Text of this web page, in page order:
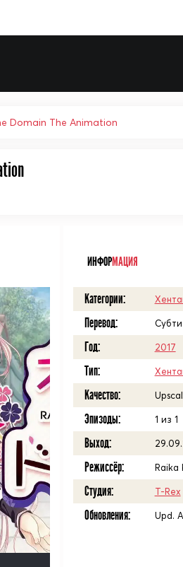
Domain The Animation
ИНФОРМАЦИЯ
Категории:
Перевод:
Год: 2017
Тип:
Качество:
Эпизоды: 1 из 1
Выход:
Режиссёр: Raika
Студия: T-Rex
Обновления: Upd.